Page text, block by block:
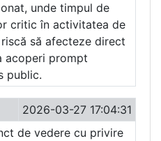
unde timpul de
critic în activitatea de
să afecteze direct
acoperi prompt
public.
2026-03-27 17:04:31
de vedere cu privire